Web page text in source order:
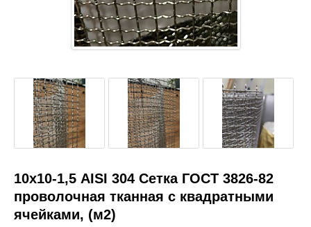
10х10-1,5 AISI 304 Сетка ГОСТ 3826-82
проволочная тканная с квадратными
ячейками, (м2)